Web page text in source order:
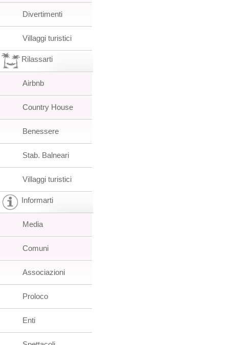
Divertimenti
Villaggi turistici
Rilassarti
Airbnb
Country House
Benessere
Stab. Balneari
Villaggi turistici
Informarti
Media
Comuni
Associazioni
Proloco
Enti